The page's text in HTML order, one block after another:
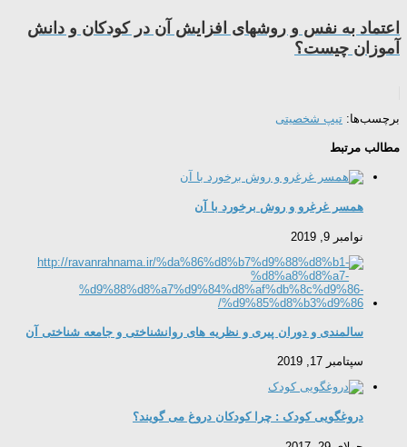
اعتماد به نفس و روشهای افزایش آن در کودکان و دانش
آموزان چیست؟
برچسب‌ها: تیپ شخصیتی
مطالب مرتبط
همسر غرغرو و روش برخورد با آن
نوامبر 9, 2019
سالمندی و دوران پیری و نظریه های روانشناختی و جامعه شناختی آن
سپتامبر 17, 2019
دروغگویی کودک : چرا کودکان دروغ می گویند؟